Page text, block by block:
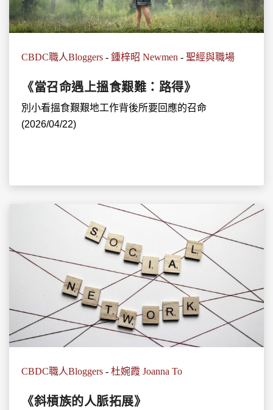
CBDC職人Bloggers - 鍾梓昭 Newmen - 聖經與職場
《當召命遇上搵食艱難：路得》
別小看搵食艱艱地工作背後所要回應的召命
(2026/04/22)
CBDC職人Bloggers - 杜婉霞 Joanna To
《斜槓族的人脈拓展》